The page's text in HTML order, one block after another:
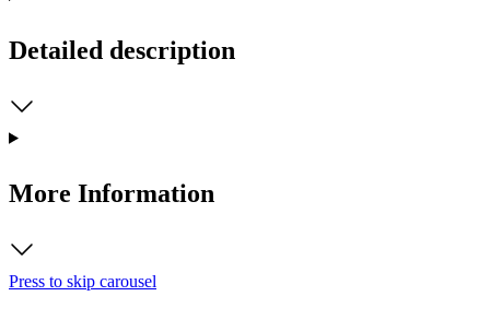
Detailed description
More Information
Press to skip carousel